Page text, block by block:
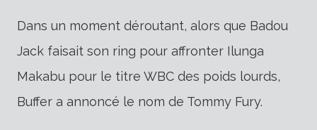
Dans un moment déroutant, alors que Badou
Jack faisait son ring pour affronter Ilunga
Makabu pour le titre WBC des poids lourds,
Buffer a annoncé le nom de Tommy Fury.